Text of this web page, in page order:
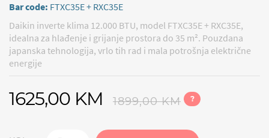
Bar code: FTXC35E + RXC35E
Daikin inverte klima 12.000 BTU, model FTXC35E + RXC35E,
idealna za hlađenje i grijanje prostora do 35 m². Pouzdana
japanska tehnologija, vrlo tih rad i mala potrošnja električne
energije
1625,00 KM 1899,00 KM ?